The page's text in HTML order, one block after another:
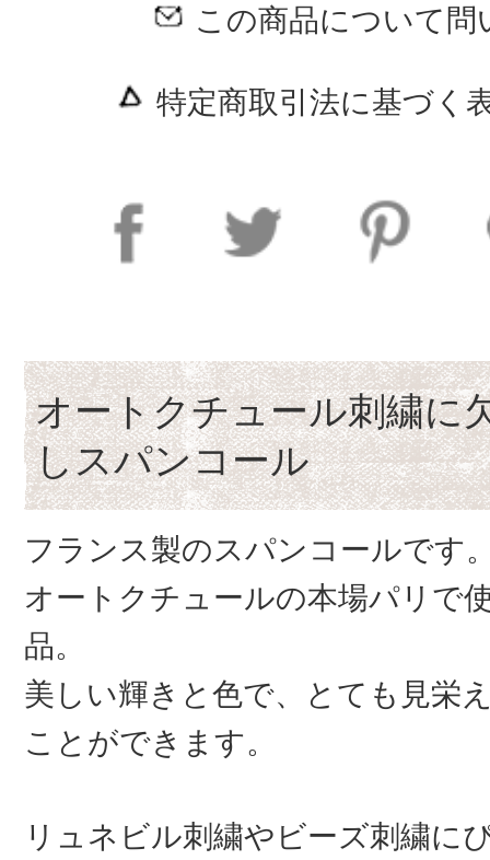
この商品について問
特定商取引法に基づく
オートクチュール刺繍に
しスパンコール
フランス製のスパンコールです
オートクチュールの本場パリで
品。
美しい輝きと色で、とても見栄
ことができます。
リュネビル刺繍やビーズ刺繍に